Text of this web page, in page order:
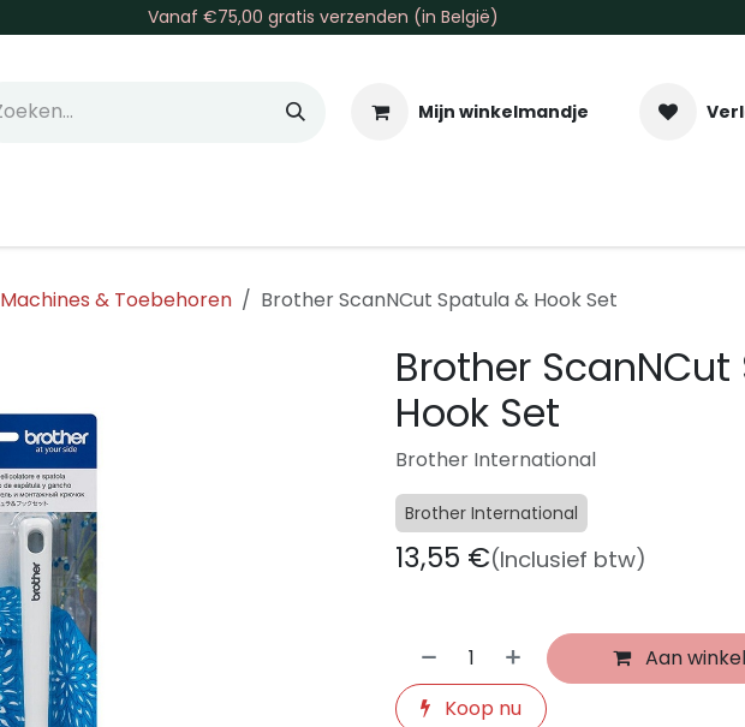
Vanaf €75,00 gratis verzenden (in België)
Mijn winkelmandje
Machines & Toebehoren Brother ScanNCut Spatula & Hook Set
Brother
Hook Set
Brother International
Brother International
13,55 €(Inclusief btw)
Aan
Koop nu